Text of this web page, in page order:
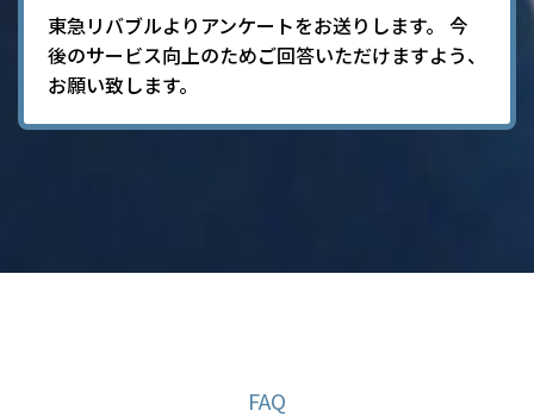
東急リバブルよりアンケートをお送りします。 今
後のサービス向上のためご回答いただけますよう、
お願い致します。
FAQ